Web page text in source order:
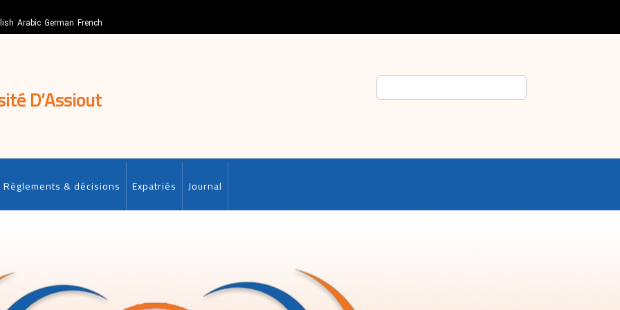
Arabic German French
D’Assiout
Règlements & décisions Expatriés Journal